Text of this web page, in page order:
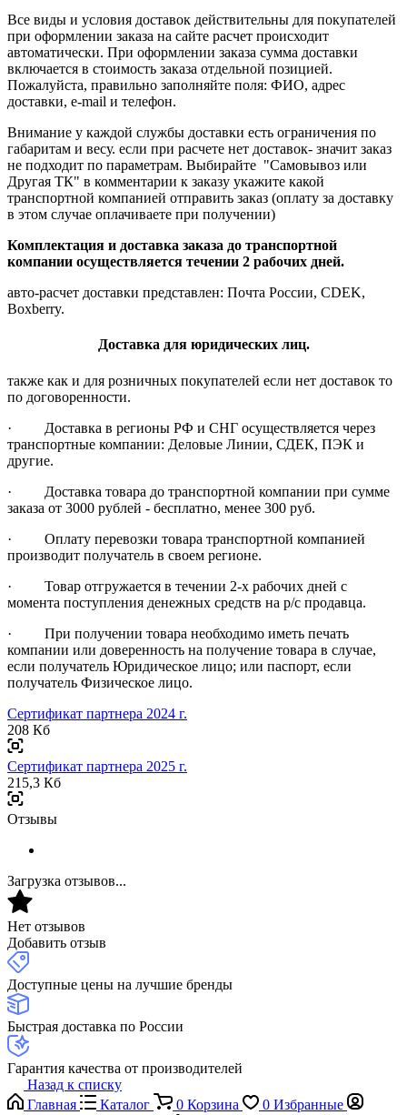
Все виды и условия доставок действительны для покупателей
при оформлении заказа на сайте расчет происходит
автоматически. При оформлении заказа сумма доставки
включается в стоимость заказа отдельной позицией.
Пожалуйста, правильно заполняйте поля: ФИО, адрес
доставки, e-mail и телефон.
Внимание у каждой службы доставки есть ограничения по
габаритам и весу. если при расчете нет доставок- значит заказ
не подходит по параметрам. Выбирайте "Самовывоз или
Другая ТК" в комментарии к заказу укажите какой
транспортной компанией отправить заказ (оплату за доставку
в этом случае оплачиваете при получении)
Комплектация и доставка заказа до транспортной
компании осуществляется течении 2 рабочих дней.
авто-расчет доставки представлен: Почта России, CDEK,
Boxberry.
Доставка для юридических лиц.
также как и для розничных покупателей если нет доставок то
по договоренности.
· Доставка в регионы РФ и СНГ осуществляется через
транспортные компании: Деловые Линии, СДЕК, ПЭК и
другие.
· Доставка товара до транспортной компании при сумме
заказа от 3000 рублей - бесплатно, менее 300 руб.
· Оплату перевозки товара транспортной компанией
производит получатель в своем регионе.
· Товар отгружается в течении 2-х рабочих дней с
момента поступления денежных средств на р/с продавца.
· При получении товара необходимо иметь печать
компании или доверенность на получение товара в случае,
если получатель Юридическое лицо; или паспорт, если
получатель Физическое лицо.
Сертификат партнера 2024 г.
208 Кб
Сертификат партнера 2025 г.
215,3 Кб
Отзывы
Загрузка отзывов...
Нет отзывов
Добавить отзыв
Доступные цены на лучшие бренды
Быстрая доставка по России
Гарантия качества от производителей
Назад к списку
Главная
Каталог 0 Корзина 0 Избранные